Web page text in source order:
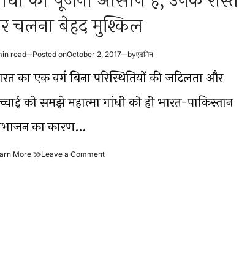
चलना बेहद मुश्किल
read Posted onOctober 2, 2017 byएडमिन
का एक वर्ग बिना परिस्थितियों की जटिलता और
को समझे महात्मा गांधी को ही भारत-पाकिस्तान
का कारण…
More गांधीLeave a Commenton